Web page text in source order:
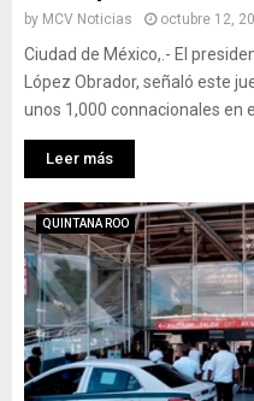
by MCV Noticias octubre 12,
Ciudad de México,.- El
López Obrador, señaló este
unos 1,000 connacionales en
Leer más
QUINTANA ROO